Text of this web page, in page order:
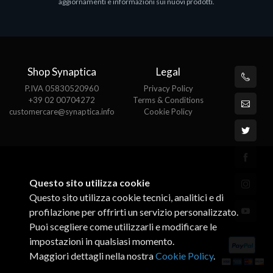
Shop Synaptica
P.IVA 05830520960
+39 02 00704272
customercare@synaptica.info
Legal
Privacy Policy
Terms & Conditions
Cookie Policy
Questo sito utilizza cookie
Questo sito utilizza cookie tecnici, analitici e di
profilazione per offrirti un servizio personalizzato.
Puoi scegliere come utilizzarli e modificare le
impostazioni in qualsiasi momento.
Maggiori dettagli nella nostraCookie Policy.